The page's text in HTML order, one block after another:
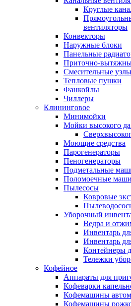
Круглые
вентиляторы
Конвекторы
Наружные блоки
Панельные
Приточно-
Смесительные узлы
Тепловые пушки
Фанкойлы
Чиллеры
Клининговое
Минимойки
Мойки высокого
Моющие средства
Парогенераторы
Пеногенераторы
Подметальные
Поломоечные
Пылесосы
Ковровые
Уборочный
Ведра и
Инвентарь
Инвентарь
Контейнеры
Тележки
Кофейное
Аппараты для
Кофеварки
Кофемашины
Кофемашины